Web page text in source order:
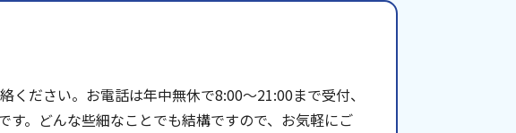
ください。お電話は年中無休で8:00〜21:00まで受付、
。どんな些細なことでも結構ですので、お気軽にご